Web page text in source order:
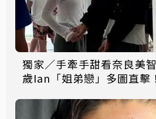
獨家／手牽手甜看奈良美
歲Ian「姐弟戀」多圖直擊！